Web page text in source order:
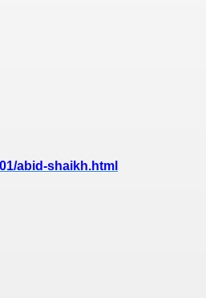
abid-shaikh.html